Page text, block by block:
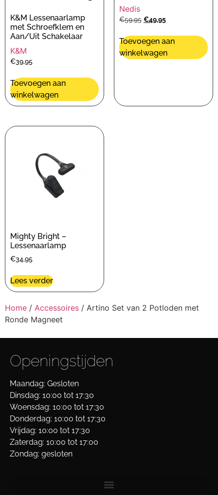
K&M Lessenaarlamp
met Schroefklem en
Aan/Uit Schakelaar
K&M
€39,95
Toevoegen aan
winkelwagen
Nedis
€59,95 €49,95
Toevoegen aan
winkelwagen
Mighty Bright –
Lessenaarlamp
€34,95
Lees verder
Home / Accessoires / Artino Set van 2 Potloden met
Ronde Magneet
Openingstijden
Maandag: Gesloten
Dinsdag: 10:00 tot 17:30
Woensdag: 10:00 tot 17:30
Donderdag: 10:00 tot 17:30
Vrijdag: 10:00 tot 17:30
Zaterdag: 10:00 tot 17:00
Zondag: gesloten